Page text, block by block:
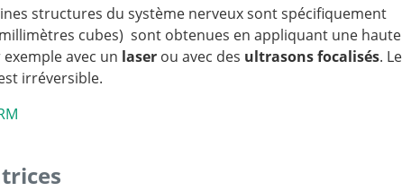
structures du système nerveux sont spécifiquement
cubes) sont obtenues en appliquant une haute
avec un laser ou avec des ultrasons focalisés. Le
irréversible.